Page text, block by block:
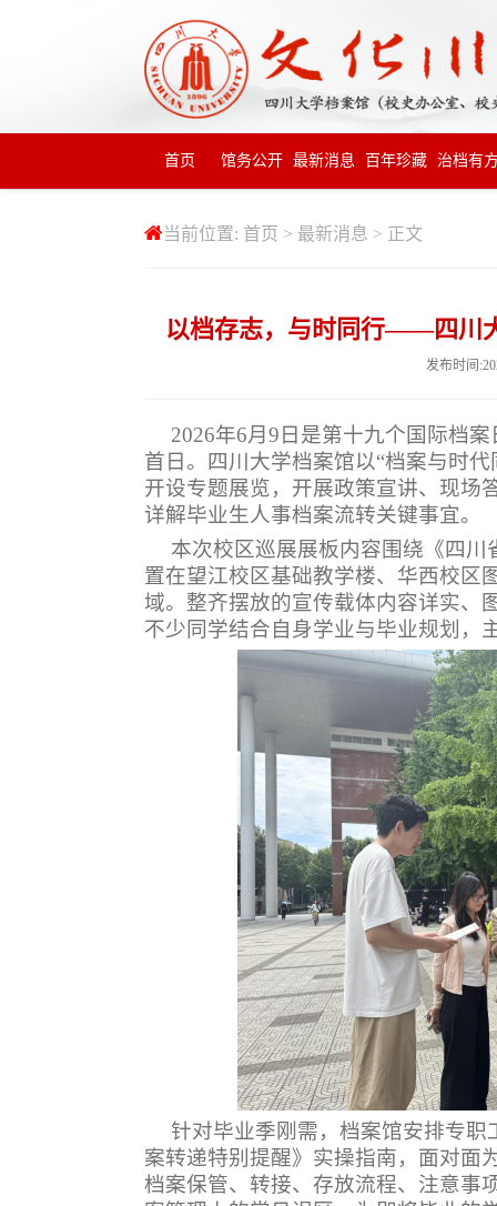
首页 馆务公开 最新消息 百年珍藏 治档有
当前位置: 首页 > 最新消息 > 正文
以档存志，与时同行——四川
发布时间
2026年6月 9 日是第十九个国际档
首日。四川大学档案馆以“档案与时代
开设专题展览，开展政策宣讲、现场
详解毕业生人事档案流转关键事宜。
本次校区巡展展板内容围绕《四
置在望江校区基础教学楼、华西校区
域。整齐摆放的宣传载体内容详实、
不少同学结合自身学业与毕业规划，
针对毕业季刚需，档案馆安排专
案转递特别提醒》实操指南，面对面
档案保管、转接、存放流程、注意事